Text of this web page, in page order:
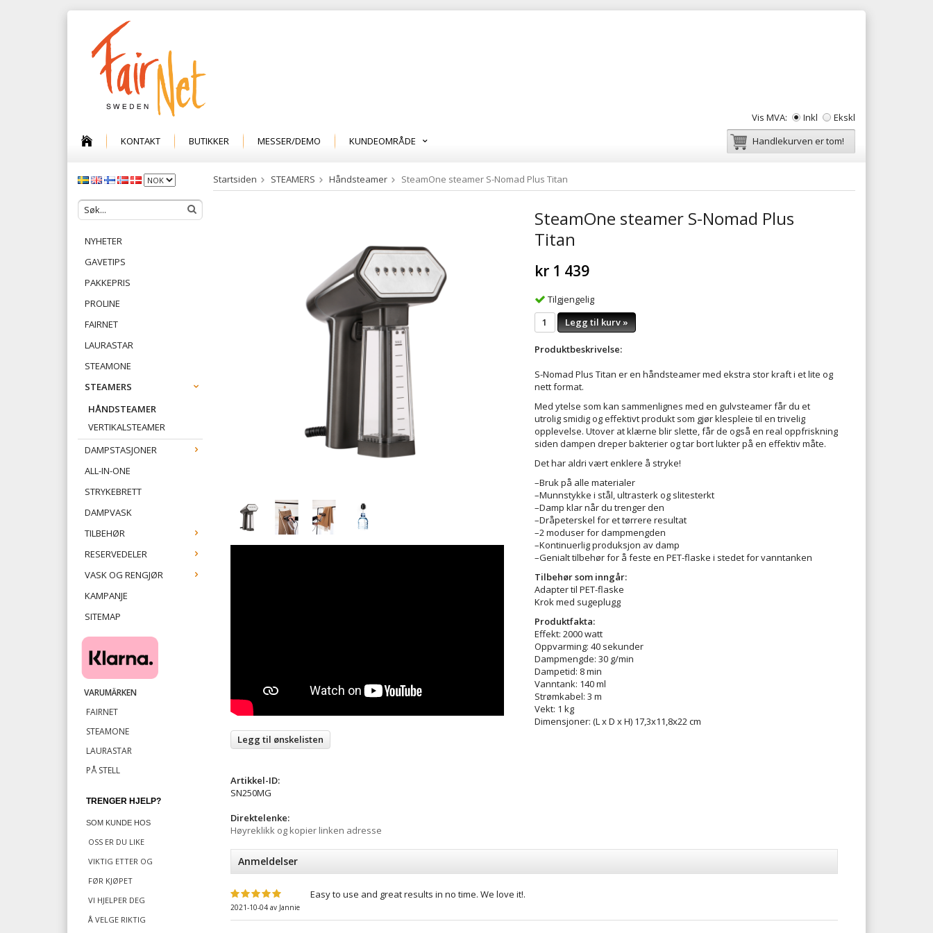
Vis MVA: Inkl
Ekskl
KONTAKT
BUTIKKER MESSER/DEMO KUNDEOMRÅDE Handlekurven er tom!
NYHETER
GAVETIPS
PAKKEPRIS
PROLINE
FAIRNET
LAURASTAR
STEAMONE
STEAMERS
HÅNDSTEAMER
VERTIKALSTEAMER
DAMPSTASJONER
ALL-IN-ONE
STRYKEBRETT
DAMPVASK
TILBEHØR
RESERVEDELER
VASK OG RENGJØR
KAMPANJE
SITEMAP
VARUMÄRKEN
FAIRNET
STEAMONE
LAURASTAR
PÅ STELL
TRENGER HJELP?
SOM KUNDE HOS
OSS ER DU LIKE
VIKTIG ETTER OG
FØR KJØPET
VI HJELPER DEG
Å VELGE RIKTIG
Startsiden STEAMERS Håndsteamer SteamOne steamer S-Nomad Plus Titan
SteamOne steamer S-Nomad Plus
Titan
kr 1 439
Tilgjengelig
Legg til kurv »
Produktbeskrivelse:
S-Nomad Plus Titan er en håndsteamer med ekstra stor kraft i et lite og
nett format.
Med ytelse som kan sammenlignes med en gulvsteamer får du et
utrolig smidig og effektivt produkt som gjør klespleie til en trivelig
opplevelse. Utover at klærne blir slette, får de også en real oppfriskning
siden dampen dreper bakterier og tar bort lukter på en effektiv måte.
Det har aldri vært enklere å stryke!
–Bruk på alle materialer
–Munnstykke i stål, ultrasterk og slitesterkt
–Damp klar når du trenger den
–Dråpeterskel for et tørrere resultat
–2 moduser for dampmengden
–Kontinuerlig produksjon av damp
–Genialt tilbehør for å feste en PET-flaske i stedet for vanntanken
Tilbehør som inngår:
Adapter til PET-flaske
Krok med sugeplugg
Produktfakta:
Effekt: 2000 watt
Oppvarming: 40 sekunder
Dampmengde: 30 g/min
Dampetid: 8 min
Vanntank: 140 ml
Strømkabel: 3 m
Vekt: 1 kg
Dimensjoner: (L x D x H) 17,3x11,8x22 cm
Legg til ønskelisten
Artikkel-ID:
SN250MG
Direktelenke:
Høyreklikk og kopier linken adresse
Anmeldelser
2021-10-04 av Jannie
Easy to use and great results in no time. We love it!.